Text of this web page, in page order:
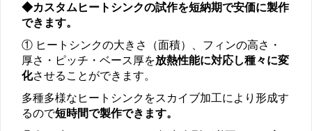
◆カスタムヒートシンクの試作を短納期で安価に製作
できます。
① ヒートシンクの大きさ（面積）、フィンの高さ・
厚さ・ピッチ・ベース厚を放熱性能に対応し種々に変
化させることができます。
多種多様なヒートシンクをスカイブ加工により形成す
るので短時間で製作できます。